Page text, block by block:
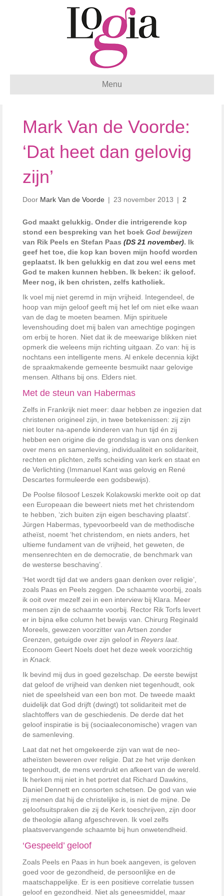
Menu
Mark Van de Voorde:
‘Dat heet dan gelovig
zijn’
Door Mark Van de Voorde | 23 november 2013 | 2
God maakt gelukkig. Onder die intrigerende kop
stond een bespreking van het boek God bewijzen
van Rik Peels en Stefan Paas (DS 21 november). Ik
geef het toe, die kop kan boven mijn hoofd worden
geplaatst. Ik ben gelukkig en dat zou wel eens met
God te maken kunnen hebben. Ik beken: ik geloof.
Meer nog, ik ben christen, zelfs katholiek.
Ik voel mij niet geremd in mijn vrijheid. Integendeel, de
hoop van mijn geloof geeft mij het lef om niet elke waan
van de dag te moeten beamen. Mijn spirituele
levenshouding doet mij balen van amechtige pogingen
om erbij te horen. Niet dat ik de meewarige blikken niet
opmerk die weleens mijn richting uitgaan. Zo van: hij is
nochtans een intelligente mens. Al enkele decennia kijkt
de spraakmakende gemeente besmuikt naar gelovige
mensen. Althans bij ons. Elders niet.
Met de steun van Habermas
Zelfs in Frankrijk niet meer: daar hebben ze ingezien dat
christenen origineel zijn, in twee betekenissen: zij zijn
niet louter na-apende kinderen van hun tijd én zij
hebben een origine die de grondslag is van ons denken
over mens en samenleving, individualiteit en solidariteit,
rechten en plichten, zelfs scheiding van kerk en staat en
de Verlichting (Immanuel Kant was gelovig en René
Descartes formuleerde een godsbewijs).
De Poolse filosoof Leszek Kolakowski merkte ooit op dat
een Europeaan die beweert niets met het christendom
te hebben, ‘zich buiten zijn eigen beschaving plaatst’.
Jürgen Habermas, typevoorbeeld van de methodische
atheïst, noemt ‘het christendom, en niets anders, het
ultieme fundament van de vrijheid, het geweten, de
mensenrechten en de democratie, de benchmark van
de westerse beschaving’.
‘Het wordt tijd dat we anders gaan denken over religie’,
zoals Paas en Peels zeggen. De schaamte voorbij, zoals
ik ooit over mezelf zei in een interview bij Klara. Meer
mensen zijn de schaamte voorbij. Rector Rik Torfs levert
er in bijna elke column het bewijs van. Chirurg Reginald
Moreels, gewezen voorzitter van Artsen zonder
Grenzen, getuigde over zijn geloof in Reyers laat.
Econoom Geert Noels doet het deze week voorzichtig
in Knack.
Ik bevind mij dus in goed gezelschap. De eerste bewijst
dat geloof de vrijheid van denken niet tegenhoudt, ook
niet de speelsheid van een bon mot. De tweede maakt
duidelijk dat God drijft (dwingt) tot solidariteit met de
slachtoffers van de geschiedenis. De derde dat het
geloof inspiratie is bij (sociaaleconomische) vragen van
de samenleving.
Laat dat net het omgekeerde zijn van wat de neo-
atheïsten beweren over religie. Dat ze het vrije denken
tegenhoudt, de mens verdrukt en afkeert van de wereld.
Ik herken mij niet in het portret dat Richard Dawkins,
Daniel Dennett en consorten schetsen. De god van wie
zij menen dat hij de christelijke is, is niet de mijne. De
geloofsuitspraken die zij de Kerk toeschrijven, zijn door
de theologie allang afgeschreven. Ik voel zelfs
plaatsvervangende schaamte bij hun onwetendheid.
‘Gespeeld’ geloof
Zoals Peels en Paas in hun boek aangeven, is geloven
goed voor de gezondheid, de persoonlijke en de
maatschappelijke. Er is een positieve correlatie tussen
geloof en gezondheid. Niet als geneesmiddel, maar